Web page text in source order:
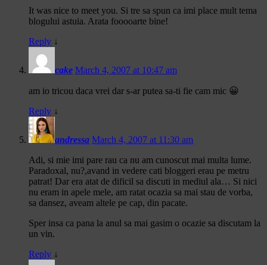
It was nice to meet you. Si tre sa spun ca imi place mult tema
blogului astuia. Arata fooooarte bine!
Reply ↓
cake March 4, 2007 at 10:47 am
am io tricou daca vrei dar s-ar putea sa-ti fie cam mic 😀
Reply ↓
andressa March 4, 2007 at 11:30 am
Adi, si mie imi pare rau ca nu am cunoscut mai multa lume.
Paradoxal, nu?,avand in vedere cati bloggeri erau pe metru
patrat! Dar era atat de dificil sa discuti in mediul ala… Si nici
nu eram in apele mele, am ratat ocazia sa mai stau de vorba,
sa dansez, aveam altele pe cap, din pacate.
Sper insa ca pana la anul sa mai gasim o ocazie sa discutam la
un vin.
Reply ↓